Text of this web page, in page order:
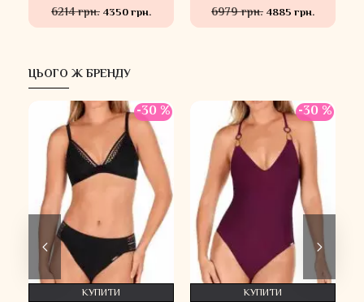
6214 грн. 4350 грн. 6979 грн. 4885 грн.
ЦЬОГО Ж БРЕНДУ
-30 %
КУПИТИ
-30 %
КУПИТИ